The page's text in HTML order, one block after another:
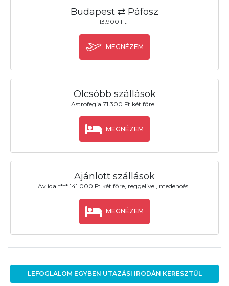
Budapest ⇄ Páfosz
13.900 Ft
MEGNÉZEM
Olcsóbb szállások
Astrofegia 71.300 Ft két főre
MEGNÉZEM
Ajánlott szállások
Avlida **** 141.000 Ft két főre, reggelivel, medencés
MEGNÉZEM
LEFOGLALOM EGYBEN UTAZÁSI IRODÁN KERESZTÜL